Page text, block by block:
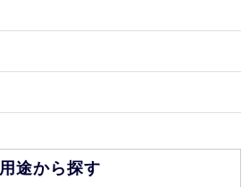
用途から探す